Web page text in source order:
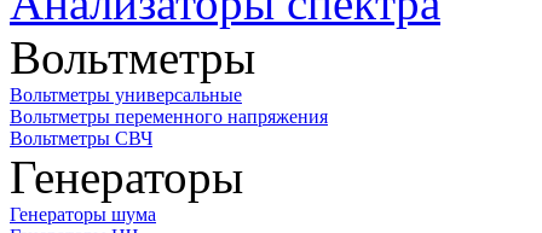
Вольтметры
Вольтметры универсальные
Вольтметры переменного напряжения
Вольтметры СВЧ
Генераторы
Генераторы шума